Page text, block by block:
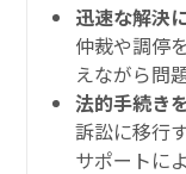
迅速な解決
仲裁や調停
えながら問
法的手続き
訴訟に移行
サポートに